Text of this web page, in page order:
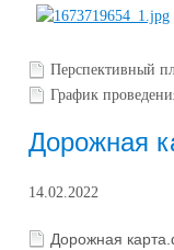
Перспективный
График
Дорожная
14.02.2022
Дорожная